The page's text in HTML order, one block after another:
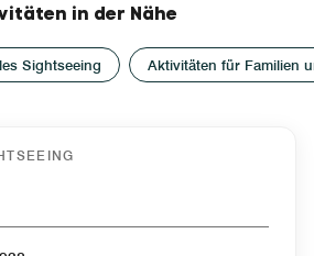
in der Nähe
Sightseeing Aktivitäten für Familien